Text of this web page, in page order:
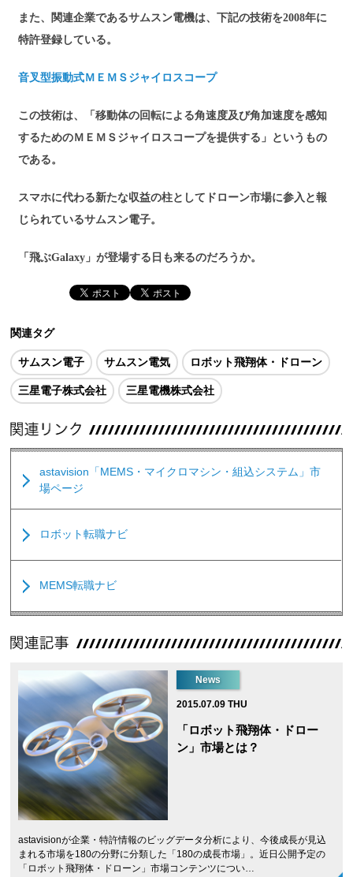
また、関連企業であるサムスン電機は、下記の技術を2008年に
特許登録している。
音叉型振動式ＭＥＭＳジャイロスコープ
この技術は、「移動体の回転による角速度及び角加速度を感知
するためのＭＥＭＳジャイロスコープを提供する」というもの
である。
スマホに代わる新たな収益の柱としてドローン市場に参入と報
じられているサムスン電子。
「飛ぶGalaxy」が登場する日も来るのだろうか。
関連タグ
サムスン電子 サムスン電気 ロボット飛翔体・ドローン
三星電子株式会社 三星電機株式会社
astavision「MEMS・マイクロマシン・組込システム」市
場ページ
ロボット転職ナビ
MEMS転職ナビ
News
2015.07.09 THU
「ロボット飛翔体・ドロー
ン」市場とは？
astavisionが企業・特許情報のビッグデータ分析により、今後成長が見込
まれる市場を180の分野に分類した「180の成長市場」。近日公開予定の
「ロボット飛翔体・ドローン」市場コンテンツについ…